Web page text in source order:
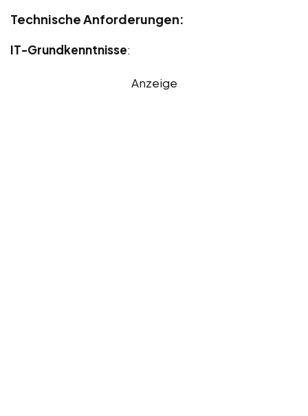
Technische Anforderungen:
IT-Grundkenntnisse:
Anzeige